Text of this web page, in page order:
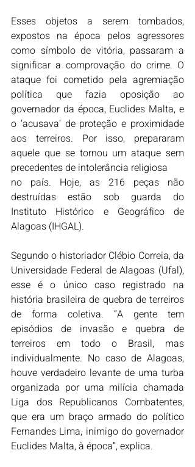
Esses objetos a serem tombados,
expostos na época pelos agressores
como símbolo de vitória, passaram a
significar a comprovação do crime. O
ataque foi cometido pela agremiação
política que fazia oposição ao
governador da época, Euclides Malta, e
o ‘acusava’ de proteção e proximidade
aos terreiros. Por isso, prepararam
aquele que se tornou um ataque sem
precedentes de intolerância religiosa
no país. Hoje, as 216 peças não
destruídas estão sob guarda do
Instituto Histórico e Geográfico de
Alagoas (IHGAL).
Segundo o historiador Clébio Correia, da
Universidade Federal de Alagoas (Ufal),
esse é o único caso registrado na
história brasileira de quebra de terreiros
de forma coletiva. “A gente tem
episódios de invasão e quebra de
terreiros em todo o Brasil, mas
individualmente. No caso de Alagoas,
houve verdadeiro levante de uma turba
organizada por uma milícia chamada
Liga dos Republicanos Combatentes,
que era um braço armado do político
Fernandes Lima, inimigo do governador
Euclides Malta, à época”, explica.